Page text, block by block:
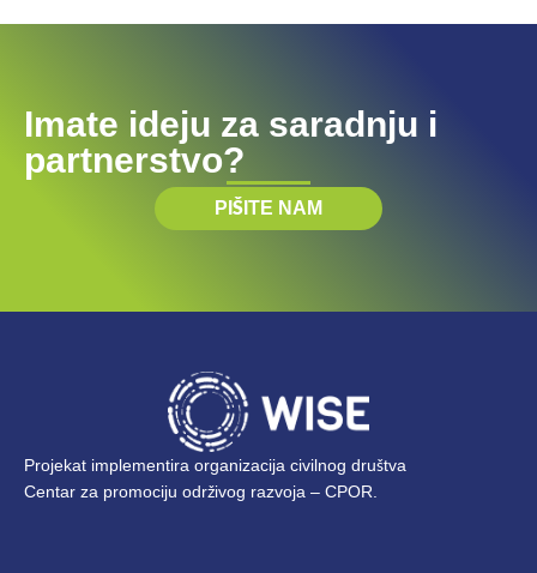
Imate ideju za saradnju i
partnerstvo?
PIŠITE NAM
Projekat implementira organizacija civilnog društva
Centar za promociju održivog razvoja – CPOR.